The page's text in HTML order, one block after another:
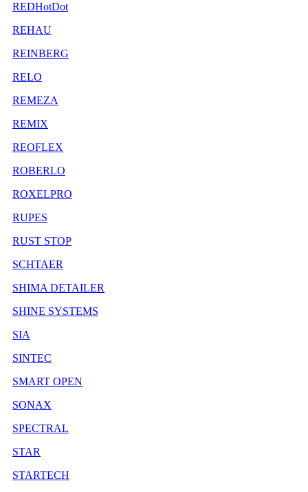
REDHotDot
REHAU
REINBERG
RELO
REMEZA
REMIX
REOFLEX
ROBERLO
ROXELPRO
RUPES
RUST STOP
SCHTAER
SHIMA DETAILER
SHINE SYSTEMS
SIA
SINTEC
SMART OPEN
SONAX
SPECTRAL
STAR
STARTECH